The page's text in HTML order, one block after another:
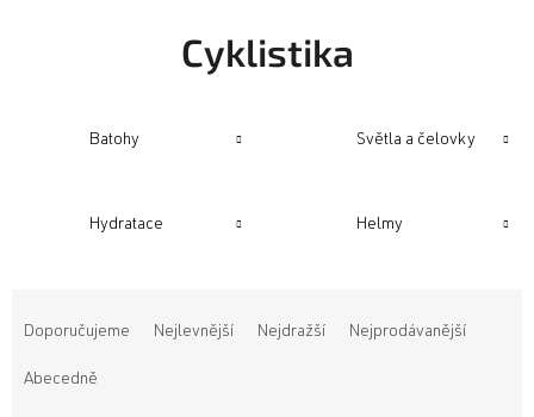
Cyklistika
Batohy Světla a čelovky
Hydratace Helmy
Doporučujeme Nejlevnější Nejdražší Nejprodávanější
Abecedně